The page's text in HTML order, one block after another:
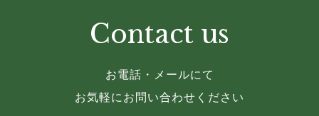
Contact us
お電話・メールにて
お気軽にお問い合わせください